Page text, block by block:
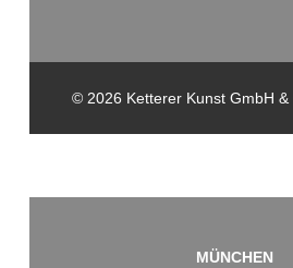
© 2026 Ketterer Kunst GmbH &
MÜNCHEN